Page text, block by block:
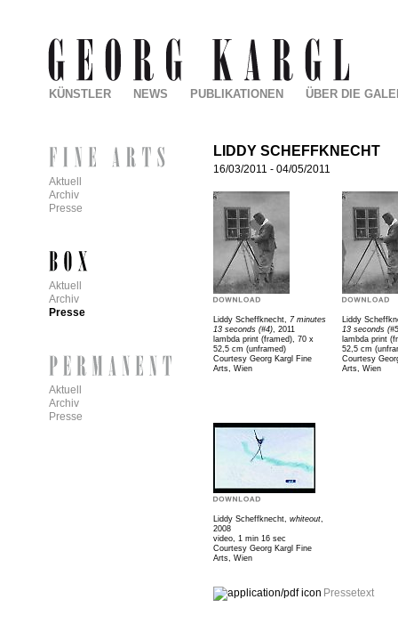
LIDDY SCHEFFKNECHT
16/03/2011 - 04/05/2011
Liddy Scheffknecht, 7 minutes
13 seconds (#4) , 2011
lambda print (framed), 70 x
52,5 cm (unframed)
Courtesy Georg Kargl Fine
Arts, Wien
Liddy
13 seconds
lambda print
52,5 cm
Courtesy
Arts, Wien
Liddy Scheffknecht, whiteout
2008
video, 1 min 16 sec
Courtesy Georg Kargl Fine
Arts, Wien
Pressetext
KÜNSTLER NEWS PUBLIKATIONEN ÜBER DIE
Aktuell
Archiv
Presse
Aktuell
Archiv
Presse
Aktuell
Archiv
Presse